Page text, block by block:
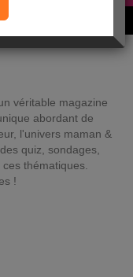
manger avec nous
véritable magazine
abordant de
l'univers maman &
quiz, sondages,
thématiques.
!